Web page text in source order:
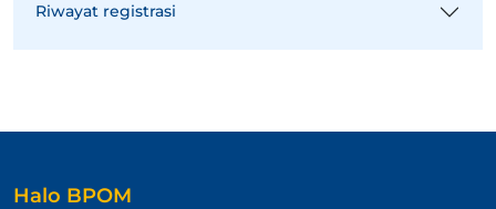
Riwayat registrasi
Halo BPOM